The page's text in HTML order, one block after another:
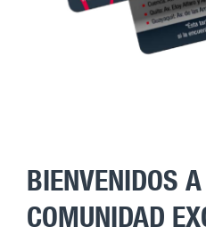
BIENVENIDOS
COMUNIDAD